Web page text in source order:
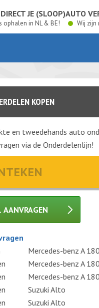
DIRECT JE (SLOOP)AUTO
ophalen in NL & BE! Wij zijn
KOPEN
en tweedehands auto
via de Onderdelenlijn!
AANVRAGEN
leeg te laten.
Mercedes-benz A 180
Mercedes-benz A 180
Mercedes-benz A 180
Suzuki Alto
Suzuki Alto